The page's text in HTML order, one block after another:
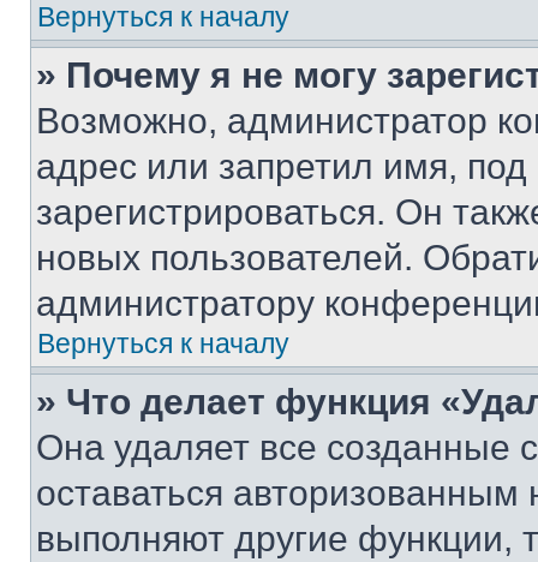
Вернуться к началу
» Почему я не могу
Возможно, администратор
адрес или запретил имя,
зарегистрироваться. Он
новых пользователей.
администратору
Вернуться к началу
» Что делает функция
Она удаляет все созданные
оставаться
выполняют другие функции,